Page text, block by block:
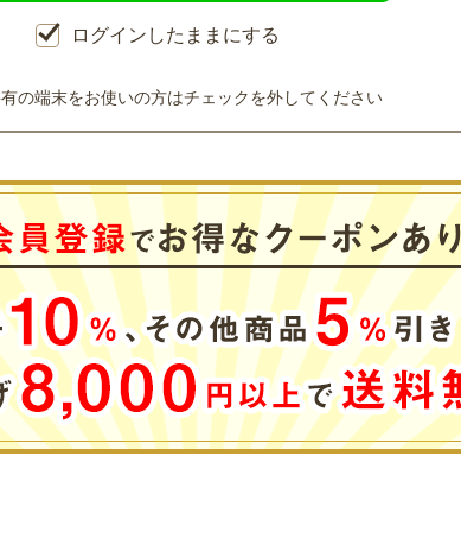
ログインしたままにする
の端末をお使いの方はチェックを外してください